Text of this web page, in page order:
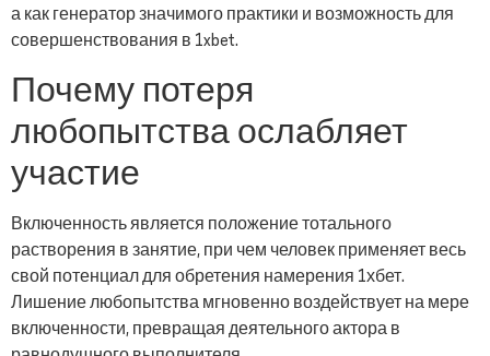
а как генератор значимого практики и возможность для
совершенствования в 1xbet.
Почему потеря
любопытства ослабляет
участие
Включенность является положение тотального
растворения в занятие, при чем человек применяет весь
свой потенциал для обретения намерения 1хбет.
Лишение любопытства мгновенно воздействует на мере
включенности, превращая деятельного актора в